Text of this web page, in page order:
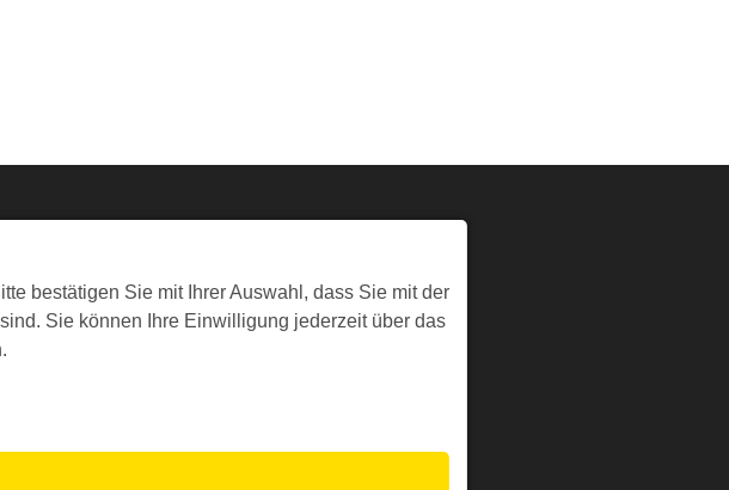
in Bremen
Presse & Info
Pressestelle
bestätigen Sie mit Ihrer Auswahl, dass Sie mit der
Sie können Ihre Einwilligung jederzeit über das